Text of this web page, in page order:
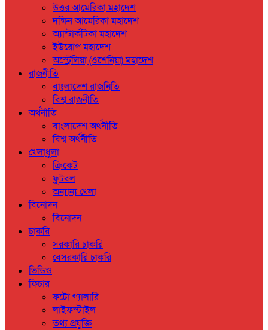
উত্তর আমেরিকা মহাদেশ
দক্ষিন আমেরিকা মহাদেশ
অ্যান্টার্কটিকা মহাদেশ
ইউরোপ মহাদেশ
অস্ট্রেলিয়া (ওশেনিয়া) মহাদেশ
রাজনীতি
বাংলাদেশ রাজনিতি
বিশ্ব রাজনীতি
অর্থনীতি
বাংলাদেশ অর্থনীতি
বিশ্ব অর্থনীতি
খেলাধুলা
ক্রিকেট
ফুটবল
অন্যান্য খেলা
বিনোদন
বিনোদন
চাকরি
সরকারি চাকরি
বেসরকারি চাকরি
ভিডিও
ফিচার
ফটো গ্যালারি
লাইফস্টাইল
তথ্য প্রযুক্তি